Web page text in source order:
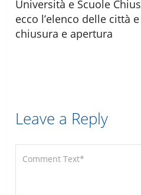
Università e Scuole
ecco l’elenco delle città
chiusura e apertura
Leave a Reply